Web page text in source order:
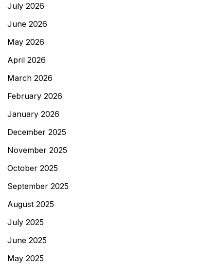
July 2026
June 2026
May 2026
April 2026
March 2026
February 2026
January 2026
December 2025
November 2025
October 2025
September 2025
August 2025
July 2025
June 2025
May 2025